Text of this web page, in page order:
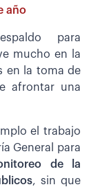
año
para
mucho en la
en la toma de
afrontar una
el trabajo
General para
de la
, sin que